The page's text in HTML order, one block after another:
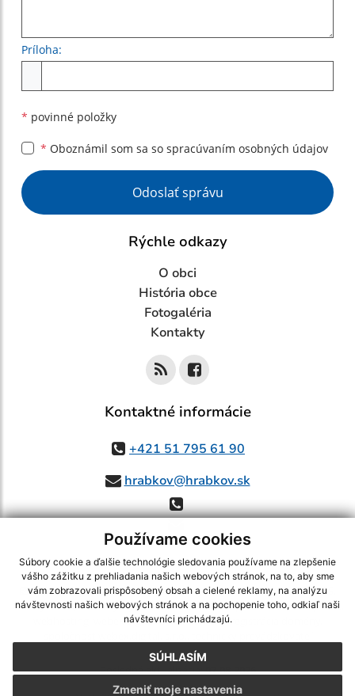
Používame cookies
Súbory cookie a ďalšie technológie sledovania používame na zlepšenie
vášho zážitku z prehliadania našich webových stránok, na to, aby sme
vám zobrazovali prispôsobený obsah a cielené reklamy, na analýzu
návštevnosti našich webových stránok a na pochopenie toho, odkiaľ naši
návštevníci prichádzajú.
SÚHLASÍM
Zmeniť moje nastavenia
Príloha:
* povinné položky
* Oboznámil som sa so spracúvaním osobných údajov
Google reCaptcha Response
Odoslať správu
Rýchle odkazy
O obci
História obce
Fotogaléria
Kontakty
Kontaktné informácie
+421 51 795 61 90
hrabkov@hrabkov.sk
využite možnosť získavania aktuálnych informácií s využitím RSS
CMS systém (redakčný) systém ECHELON 2,Mapa stránok,web portál
webex.digital, s.r.o.,domény,registrácia domény
Posledná aktualizácia:07.08.2026